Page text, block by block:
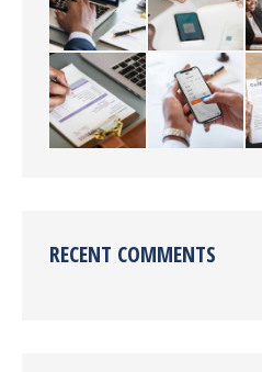
RECENT COMMENTS